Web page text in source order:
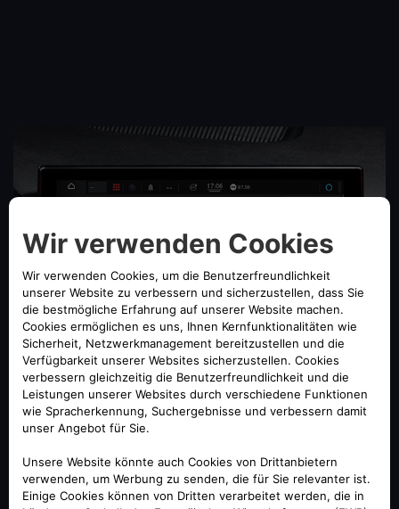
MY WI-FI – INTERNET WO AUCH IMMER
SIE SIND
Ihres Fahrzeugs und surfen Sie im Internet, während Sie die Autofahrt
genießen. Ubigi kooperiert mit Alfa Romeo um Ihnen auch im Auto beste
Verbindungsmöglichkeiten zu bieten. Großartige Unterhaltung für alle Mitfahrer
ist damit garantiert!